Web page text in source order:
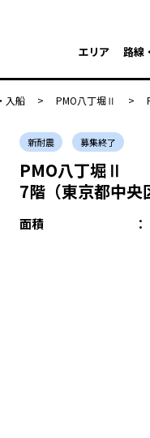
エリア 路線
入船 > PMO八丁堀Ⅱ >
新耐震 募集終了
PMO八丁堀Ⅱ
7階（東京都中央
面積 ：